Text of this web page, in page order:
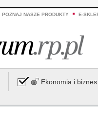
POZNAJ NASZE PRODUKTY E-
Ekonomia i biznes